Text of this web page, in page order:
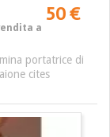
50 €
a
portatrice di
cites